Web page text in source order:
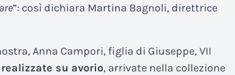
”: così dichiara Martina Bagnoli, direttrice
Anna Campori, figlia di Giuseppe, VII
su avorio, arrivate nella collezione